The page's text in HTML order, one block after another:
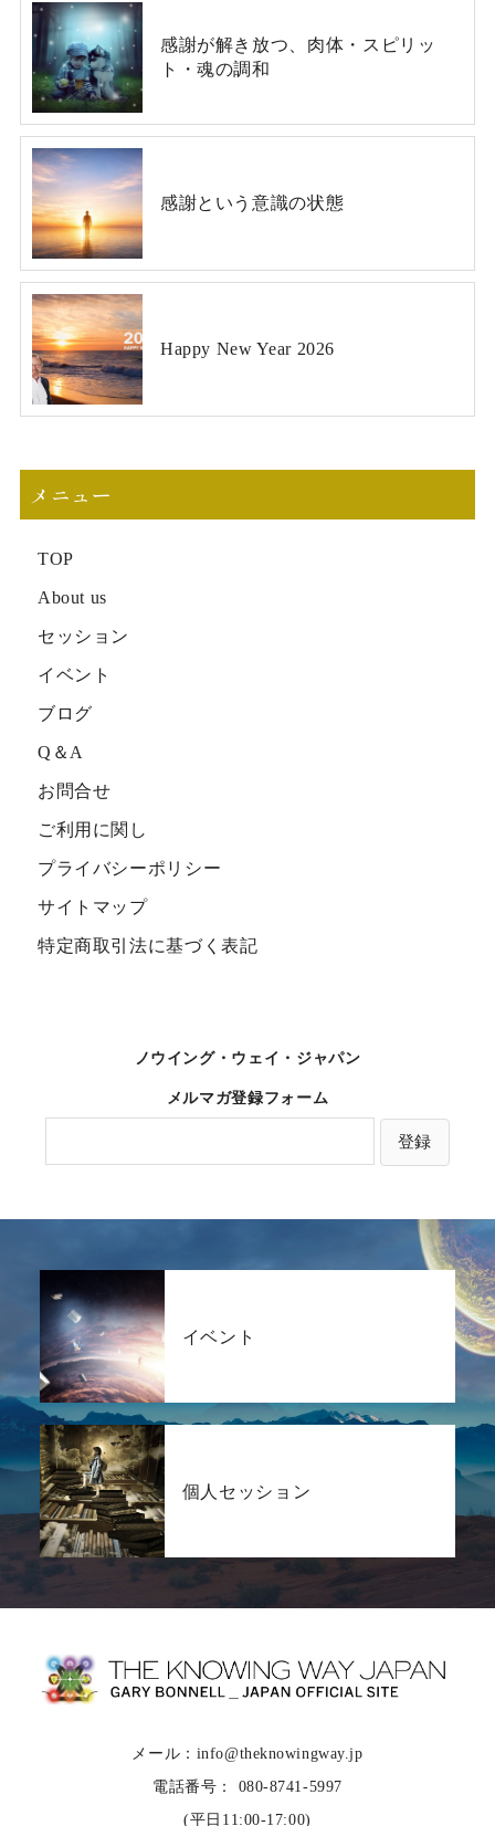
感謝が解き放つ、肉体・スピリッ
ト・魂の調和
感謝という意識の状態
Happy New Year 2026
メニュー
TOP
About us
セッション
イベント
ブログ
Q＆A
お問合せ
ご利用に関し
プライバシーポリシー
サイトマップ
特定商取引法に基づく表記
ノウイング・ウェイ・ジャパン
メルマガ登録フォーム
イベント
個人セッション
メール：info@theknowingway.jp
電話番号： 080-8741-5997
(平日11:00-17:00)